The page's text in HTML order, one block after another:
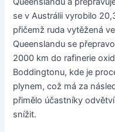
se v Austrálii vyrobilo
přičemž ruda vytěžená
Queenslandu se
2000 km do rafinerie
Boddingtonu, kde je
plynem, což má za
přimělo účastníky
snížit.